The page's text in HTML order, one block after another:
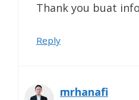
Thank you buat
Reply
mrhanafi